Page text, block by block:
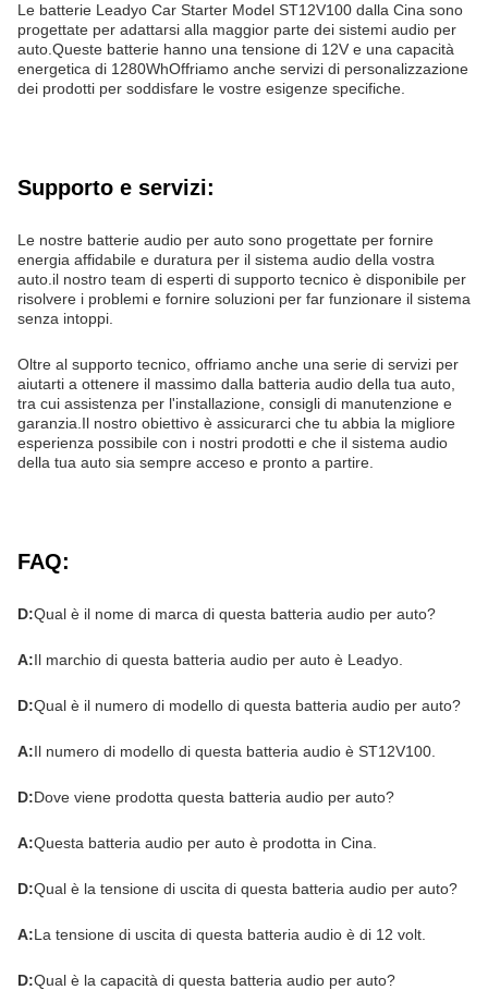
Le batterie Leadyo Car Starter Model ST12V100 dalla Cina sono
progettate per adattarsi alla maggior parte dei sistemi audio per
auto.Queste batterie hanno una tensione di 12V e una capacità
energetica di 1280WhOffriamo anche servizi di personalizzazione
dei prodotti per soddisfare le vostre esigenze specifiche.
Supporto e servizi:
Le nostre batterie audio per auto sono progettate per fornire
energia affidabile e duratura per il sistema audio della vostra
auto.il nostro team di esperti di supporto tecnico è disponibile per
risolvere i problemi e fornire soluzioni per far funzionare il sistema
senza intoppi.
Oltre al supporto tecnico, offriamo anche una serie di servizi per
aiutarti a ottenere il massimo dalla batteria audio della tua auto,
tra cui assistenza per l'installazione, consigli di manutenzione e
garanzia.Il nostro obiettivo è assicurarci che tu abbia la migliore
esperienza possibile con i nostri prodotti e che il sistema audio
della tua auto sia sempre acceso e pronto a partire.
FAQ:
D:Qual è il nome di marca di questa batteria audio per auto?
A:Il marchio di questa batteria audio per auto è Leadyo.
D:Qual è il numero di modello di questa batteria audio per auto?
A:Il numero di modello di questa batteria audio è ST12V100.
D:Dove viene prodotta questa batteria audio per auto?
A:Questa batteria audio per auto è prodotta in Cina.
D:Qual è la tensione di uscita di questa batteria audio per auto?
A:La tensione di uscita di questa batteria audio è di 12 volt.
D:Qual è la capacità di questa batteria audio per auto?